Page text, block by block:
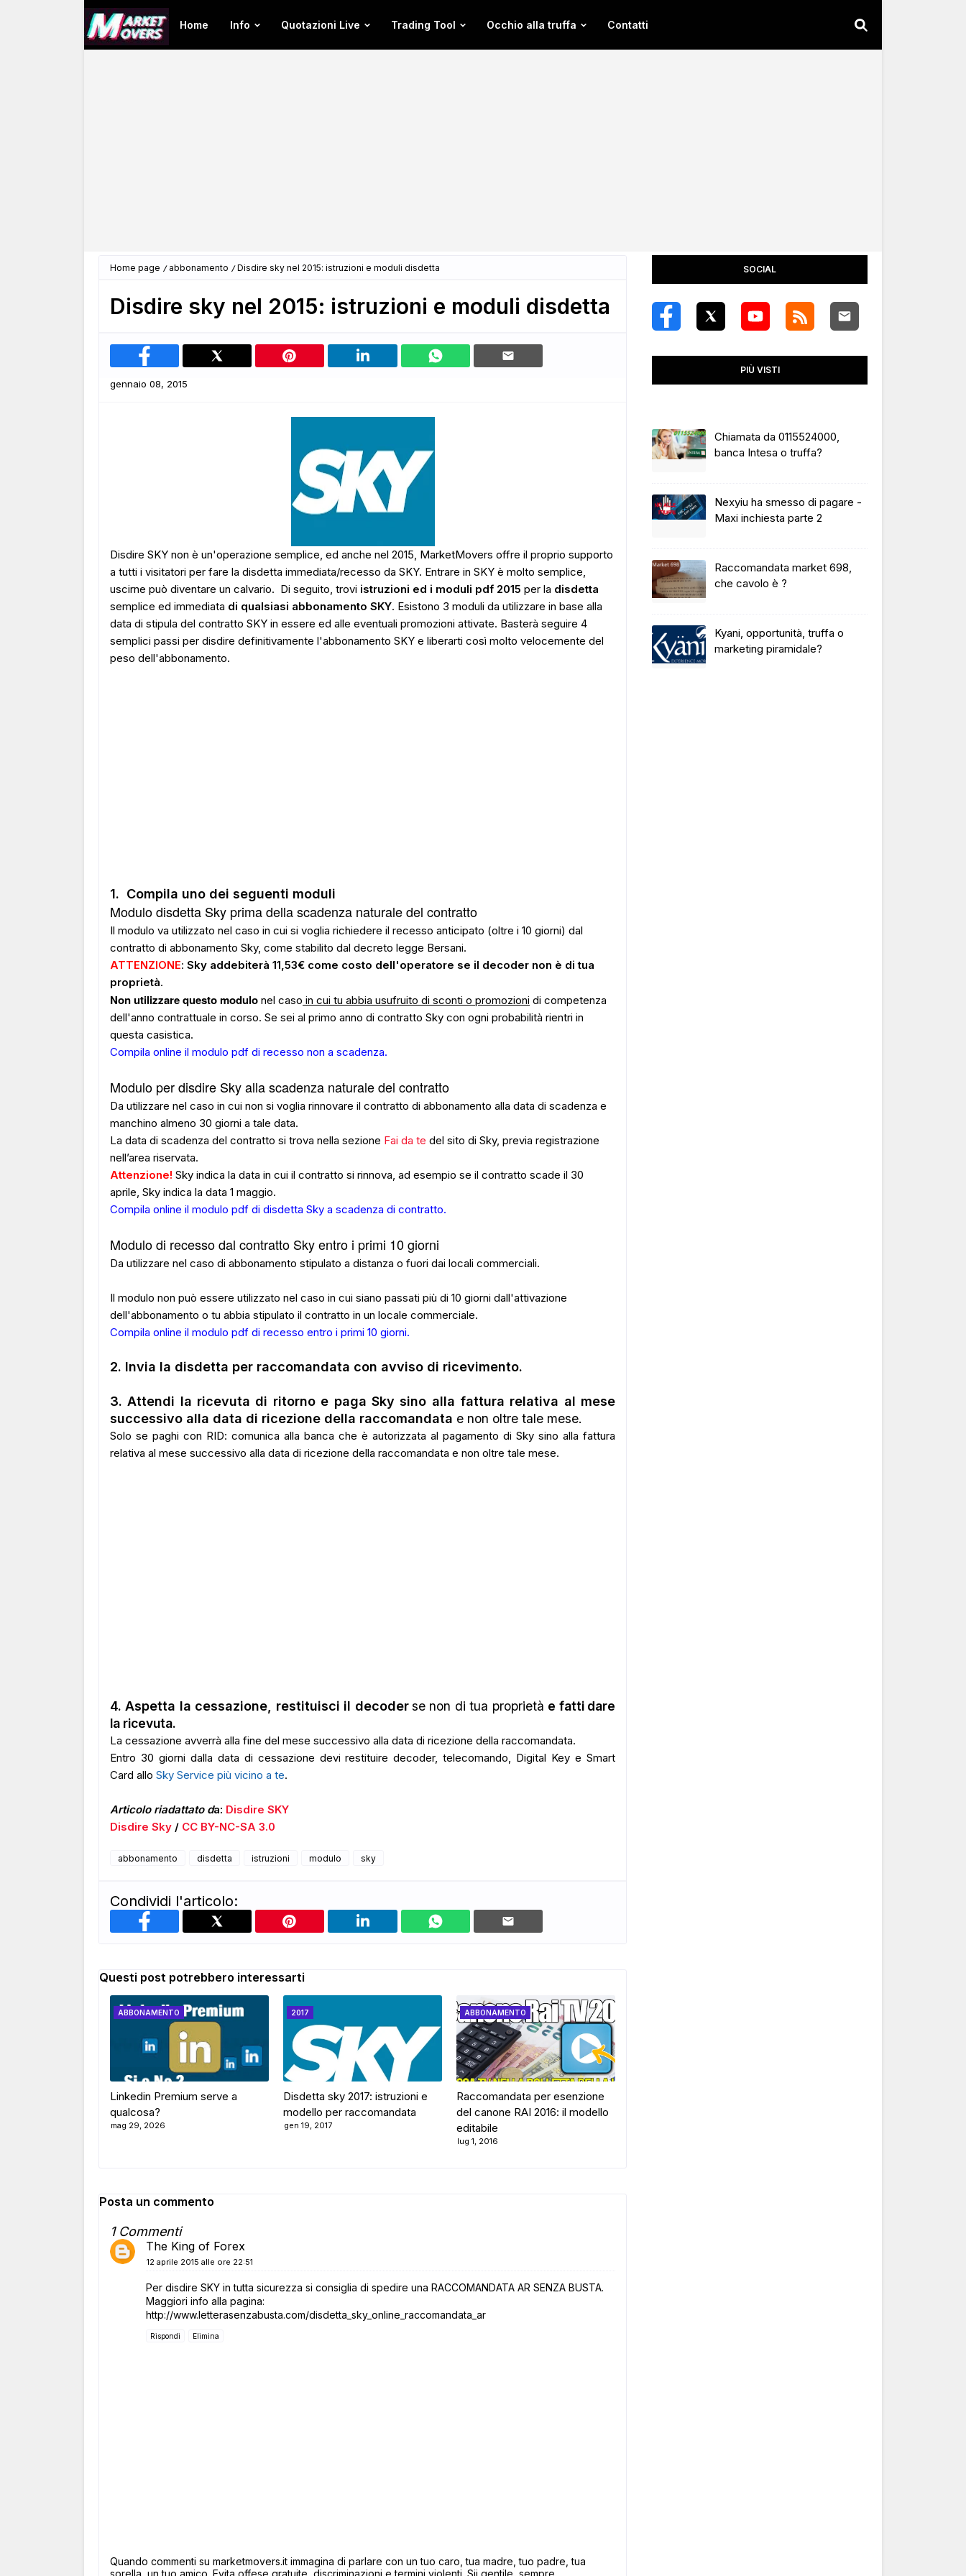
Home Info Quotazioni Live Trading Tool Occhio alla truffa Contatti
ADS
Home page abbonamento Disdire sky nel 2015: istruzioni e moduli disdetta
Disdire sky nel 2015: istruzioni e moduli disdetta
gennaio 08, 2015
Disdire SKY non è un'operazione semplice, ed anche nel 2015, MarketMovers offre il proprio supporto
a tutti i visitatori per fare la disdetta immediata/recesso da SKY. Entrare in SKY è molto semplice,
uscirne può diventare un calvario. Di seguito, trovi istruzioni ed i moduli pdf 2015 per la disdetta
semplice ed immediata di qualsiasi abbonamento SKY. Esistono 3 moduli da utilizzare in base alla
data di stipula del contratto SKY in essere ed alle eventuali promozioni attivate. Basterà seguire 4
semplici passi per disdire definitivamente l'abbonamento SKY e liberarti così molto velocemente del
peso dell'abbonamento.
1. Compila uno dei seguenti moduli
Modulo disdetta Sky prima della scadenza naturale del contratto
Il modulo va utilizzato nel caso in cui si voglia richiedere il recesso anticipato (oltre i 10 giorni) dal
contratto di abbonamento Sky, come stabilito dal decreto legge Bersani.
ATTENZIONE: Sky addebiterà 11,53€ come costo dell'operatore se il decoder non è di tua
proprietà.
Non utilizzare questo modulo nel caso in cui tu abbia usufruito di sconti o promozioni di competenza
dell'anno contrattuale in corso. Se sei al primo anno di contratto Sky con ogni probabilità rientri in
questa casistica.
Compila online il modulo pdf di recesso non a scadenza.
Modulo per disdire Sky alla scadenza naturale del contratto
Da utilizzare nel caso in cui non si voglia rinnovare il contratto di abbonamento alla data di scadenza e
manchino almeno 30 giorni a tale data.
La data di scadenza del contratto si trova nella sezione Fai da te del sito di Sky, previa registrazione
nell’area riservata.
Attenzione! Sky indica la data in cui il contratto si rinnova, ad esempio se il contratto scade il 30
aprile, Sky indica la data 1 maggio.
Compila online il modulo pdf di disdetta Sky a scadenza di contratto.
Modulo di recesso dal contratto Sky entro i primi 10 giorni
Da utilizzare nel caso di abbonamento stipulato a distanza o fuori dai locali commerciali.
Il modulo non può essere utilizzato nel caso in cui siano passati più di 10 giorni dall'attivazione
dell'abbonamento o tu abbia stipulato il contratto in un locale commerciale.
Compila online il modulo pdf di recesso entro i primi 10 giorni.
2. Invia la disdetta per raccomandata con avviso di ricevimento.
3. Attendi la ricevuta di ritorno e paga Sky sino alla fattura relativa al mese
successivo alla data di ricezione della raccomandata e non oltre tale mese.
Solo se paghi con RID: comunica alla banca che è autorizzata al pagamento di Sky sino alla fattura
relativa al mese successivo alla data di ricezione della raccomandata e non oltre tale mese.
4. Aspetta la cessazione, restituisci il decoder se non di tua proprietà e fatti dare
la ricevuta.
La cessazione avverrà alla fine del mese successivo alla data di ricezione della raccomandata.
Entro 30 giorni dalla data di cessazione devi restituire decoder, telecomando, Digital Key e Smart
Card allo Sky Service più vicino a te.
Articolo riadattato da: Disdire SKY
Disdire Sky / CC BY-NC-SA 3.0
abbonamento disdetta istruzioni modulo sky
Condividi l'articolo:
Questi post potrebbero interessarti
ABBONAMENTO
Linkedin Premium serve a
qualcosa?
mag 29, 2026
2017
Disdetta sky 2017: istruzioni e
modello per raccomandata
gen 19, 2017
ABBONAMENTO
Raccomandata per esenzione
del canone RAI 2016: il modello
editabile
lug 1, 2016
Posta un commento
1 Commenti
The King of Forex
12 aprile 2015 alle ore 22:51
Per disdire SKY in tutta sicurezza si consiglia di spedire una RACCOMANDATA AR SENZA BUSTA.
Maggiori info alla pagina:
http://www.letterasenzabusta.com/disdetta_sky_online_raccomandata_ar
Rispondi Elimina
Quando commenti su marketmovers.it immagina di parlare con un tuo caro, tua madre, tuo padre, tua
sorella, un tuo amico. Evita offese gratuite, discriminazioni e termini violenti. Sii gentile, sempre.
SOCIAL
PIÙ VISTI
Chiamata da 0115524000,
banca Intesa o truffa?
Nexyiu ha smesso di pagare -
Maxi inchiesta parte 2
Raccomandata market 698,
che cavolo è ?
Kyani, opportunità, truffa o
marketing piramidale?